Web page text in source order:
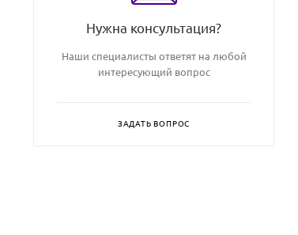
Нужна консультация?
Наши специалисты ответят на любой
интересующий вопрос
ЗАДАТЬ ВОПРОС